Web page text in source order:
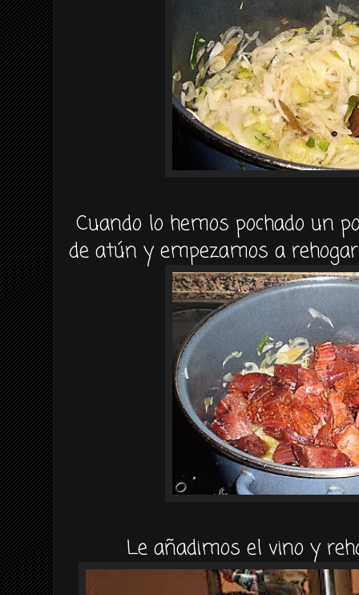
Cuando lo hemos pochado un
deatún y empezamos a rehogar
Le añadimos el vino y